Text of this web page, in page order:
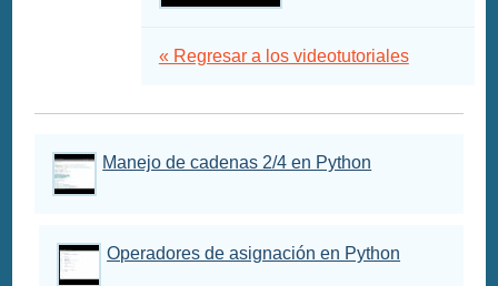
« Regresar a los videotutoriales
Manejo de cadenas 2/4 en Python
Operadores de asignación en Python